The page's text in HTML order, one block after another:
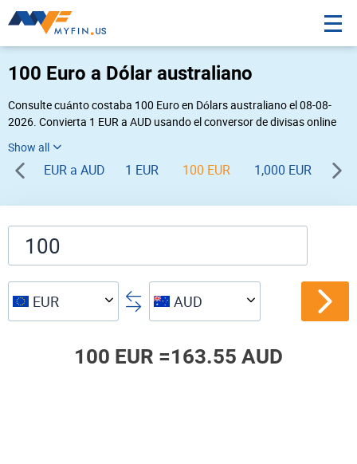
100 Euro a Dólar australiano
Consulte cuánto costaba 100 Euro en Dólars australiano el 08-08-
2026. Convierta 1 EUR a AUD usando el conversor de divisas online
EUR a AUD 1 EUR 100 EUR 1,000 EUR
EUR AUD
100 EUR =163.55 AUD